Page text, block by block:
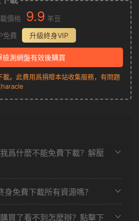
價格 9.9 羊豆
免費
升級終身VIP
檢測網盤有效後購買
載。此費用爲捐贈本站收集服務，有問題
爲什麽不能免費下載？解壓
身免費下載所有資源嗎？
買了看不到怎麽辦？點擊下